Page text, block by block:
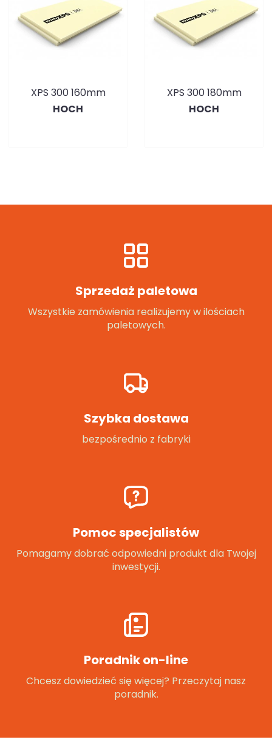
XPS 300 160mm
HOCH
XPS 300 180mm
HOCH
Sprzedaż paletowa
Wszystkie zamówienia realizujemy w ilościach
paletowych.
Szybka dostawa
bezpośrednio z fabryki
Pomoc specjalistów
Pomagamy dobrać odpowiedni produkt dla Twojej
inwestycji.
Poradnik on-line
Chcesz dowiedzieć się więcej? Przeczytaj nasz
poradnik.